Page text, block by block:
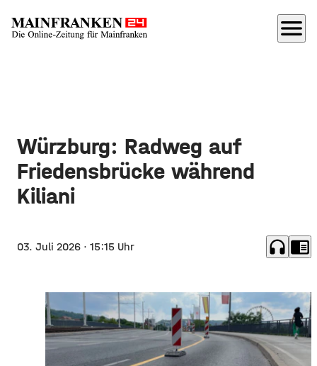
menu
Würzburg: Radweg auf
Friedensbrücke während
Kiliani
03. Juli 2026 · 15:15 Uhr headphones chrome_reader_mode